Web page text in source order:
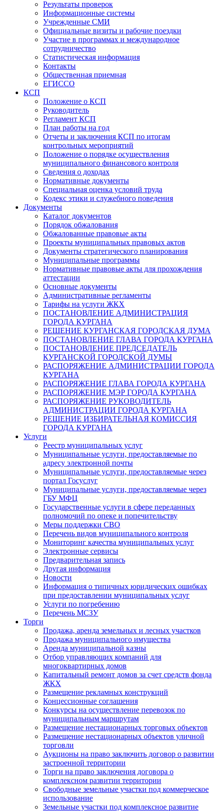
Результаты проверок
Информационные системы
Учрежденные СМИ
Официальные визиты и рабочие поездки
Участие в программах и международное
сотрудничество
Статистическая информация
Контакты
Общественная приемная
ЕГИССО
КСП
Положение о КСП
Руководитель
Регламент КСП
План работы на год
Отчеты и заключения КСП по итогам
контрольных мероприятий
Положение о порядке осуществления
муниципального финансового контроля
Сведения о доходах
Нормативные документы
Специальная оценка условий труда
Кодекс этики и служебного поведения
Документы
Каталог документов
Порядок обжалования
Обжалованные правовые акты
Проекты муниципальных правовых актов
Документы стратегического планирования
Муниципальные программы
Нормативные правовые акты для прохождения
аттестации
Основные документы
Административные регламенты
Тарифы на услуги ЖКХ
ПОСТАНОВЛЕНИЕ АДМИНИСТРАЦИЯ
ГОРОДА КУРГАНА
РЕШЕНИЕ КУРГАНСКАЯ ГОРОДСКАЯ ДУМА
ПОСТАНОВЛЕНИЕ ГЛАВА ГОРОДА КУРГАНА
ПОСТАНОВЛЕНИЕ ПРЕДСЕДАТЕЛЬ
КУРГАНСКОЙ ГОРОДСКОЙ ДУМЫ
РАСПОРЯЖЕНИЕ АДМИНИСТРАЦИИ ГОРОДА
КУРГАНА
РАСПОРЯЖЕНИЕ ГЛАВА ГОРОДА КУРГАНА
РАСПОРЯЖЕНИЕ МЭР ГОРОДА КУРГАНА
РАСПОРЯЖЕНИЕ РУКОВОДИТЕЛЬ
АДМИНИСТРАЦИИ ГОРОДА КУРГАНА
РЕШЕНИЕ ИЗБИРАТЕЛЬНАЯ КОМИССИЯ
ГОРОДА КУРГАНА
Услуги
Реестр муниципальных услуг
Муниципальные услуги, предоставляемые по
адресу электронной почты
Муниципальные услуги, предоставляемые через
портал Госуслуг
Муниципальные услуги, предоставляемые через
ГБУ МФЦ
Государственные услуги в сфере переданных
полномочий по опеке и попечительству
Меры поддержки СВО
Перечень видов муниципального контроля
Мониторинг качества муниципальных услуг
Электронные сервисы
Предварительная запись
Другая информация
Новости
Информация о типичных юридических ошибках
при предоставлении муниципальных услуг
Услуги по погребению
Перечень МСЗУ
Торги
Продажа, аренда земельных и лесных участков
Продажа муниципального имущества
Аренда муниципальной казны
Отбор управляющих компаний для
многоквартирных домов
Капитальный ремонт домов за счет средств фонда
ЖКХ
Размещение рекламных конструкций
Концессионные соглашения
Конкурсы на осуществление перевозок по
муниципальным маршрутам
Размещение нестационарных торговых объектов
Размещение нестационарных объектов уличной
торговли
Аукционы на право заключить договор о развитии
застроенной территории
Торги на право заключения договора о
комплексном развитии территории
Свободные земельные участки под коммерческое
использование
Земельные участки под комплексное развитие